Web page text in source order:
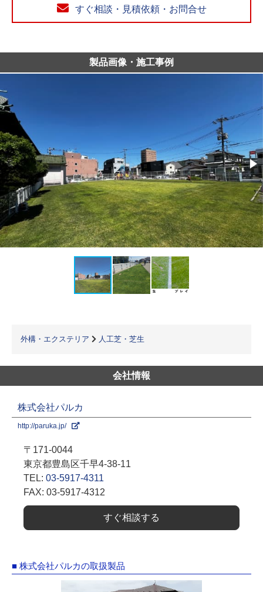
すぐ相談・見積依頼・お問合せ
製品画像・施工事例
外構・エクステリア 人工芝・芝生
会社情報
株式会社パルカ
http://paruka.jp/
〒171-0044
東京都豊島区千早4-38-11
TEL: 03-5917-4311
FAX: 03-5917-4312
すぐ相談する
■ 株式会社パルカの取扱製品